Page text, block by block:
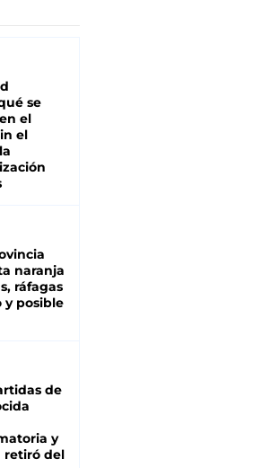
se
el
el
naranja
ráfagas
y posible
de
y
retiró del